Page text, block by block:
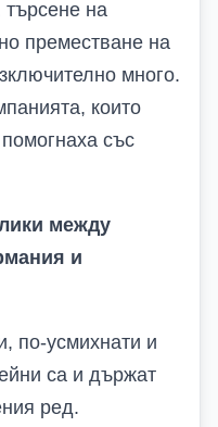
търсене на
преместване на
много.
които
със
между
и
по-усмихнати и
са и държат
ред.